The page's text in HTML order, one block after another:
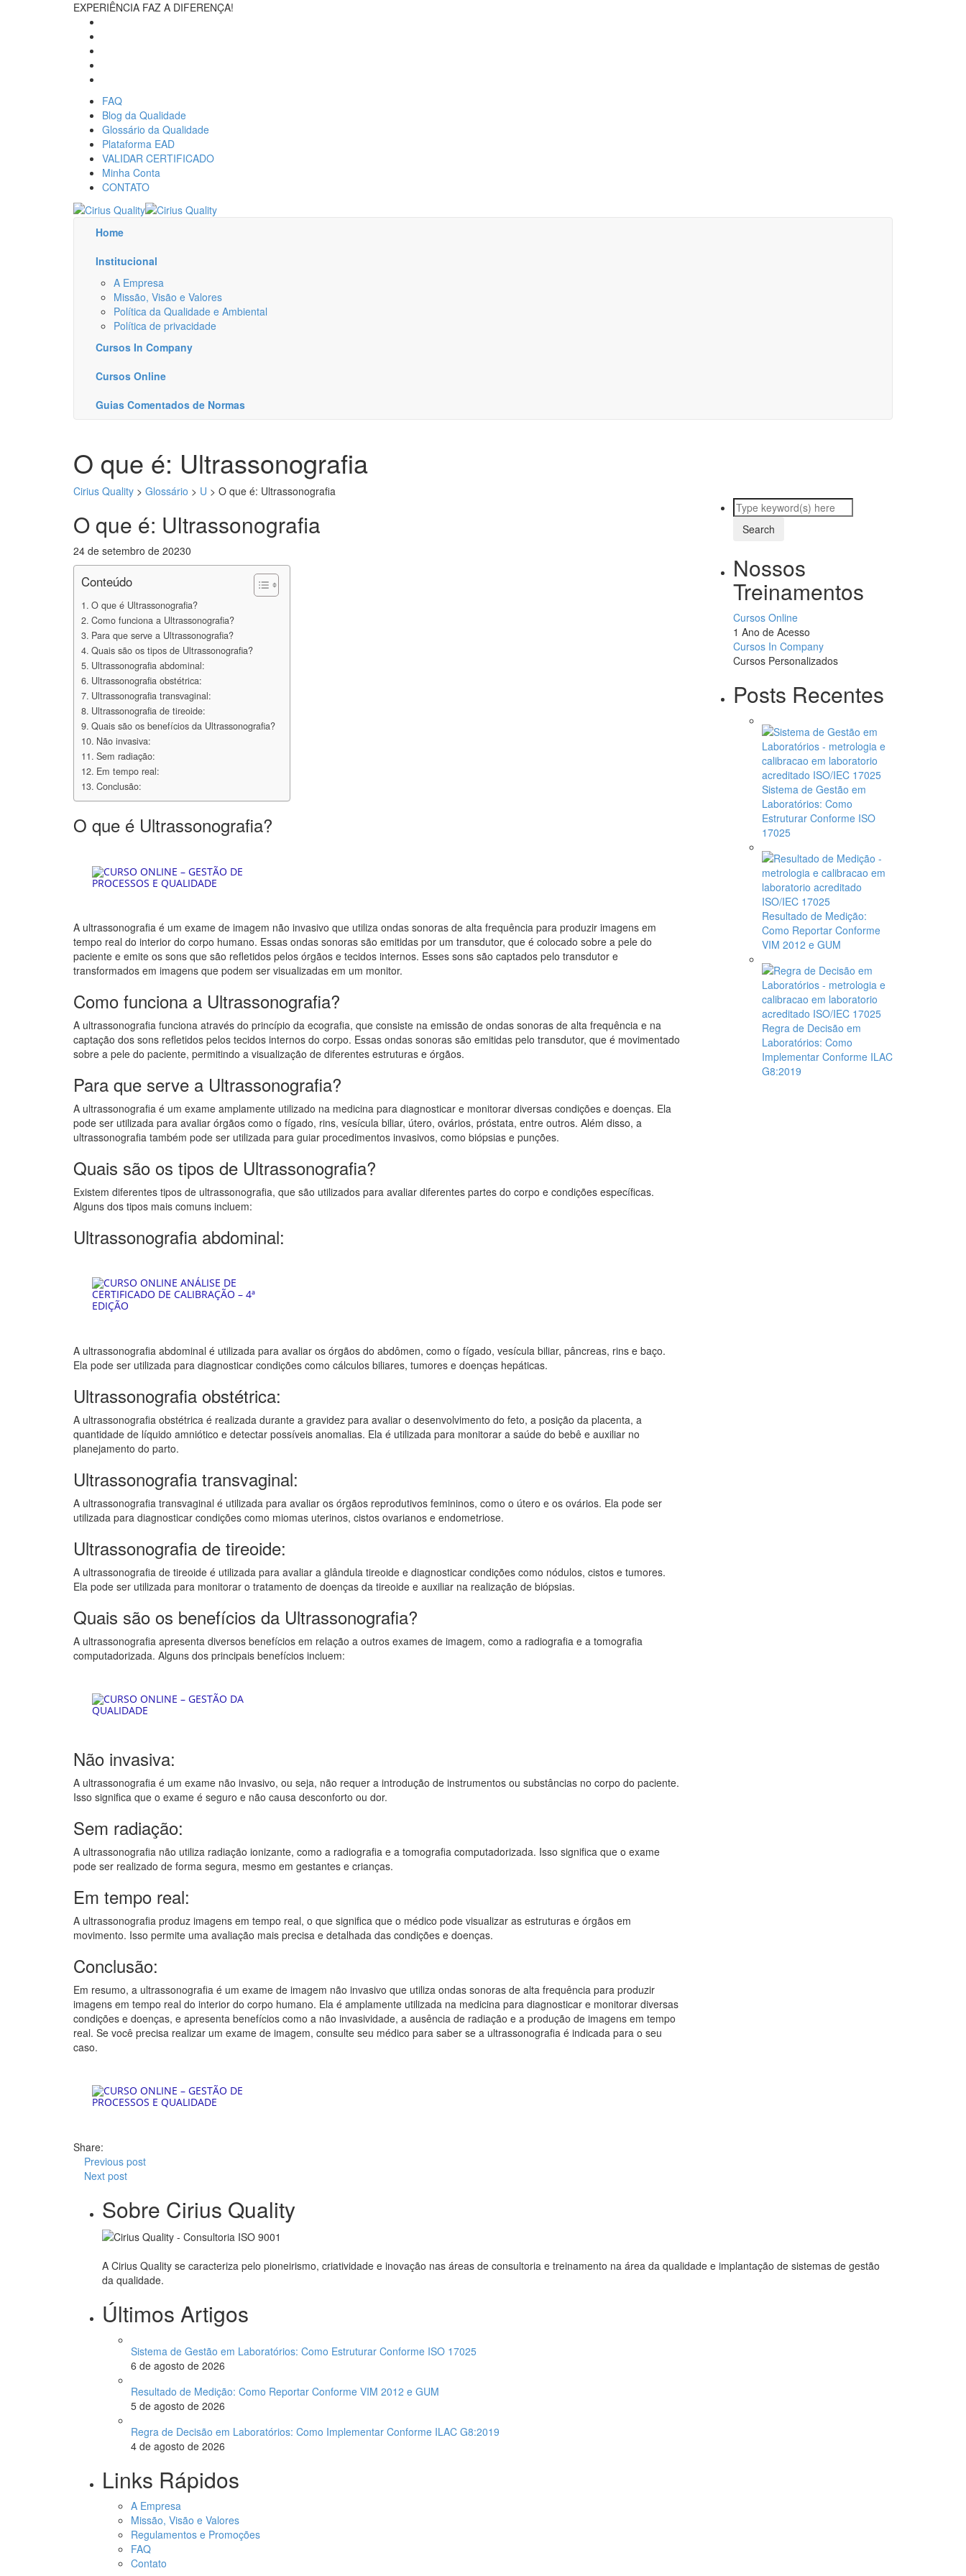
EXPERIÊNCIA FAZ A DIFERENÇA!
FAQ
Blog da Qualidade
Glossário da Qualidade
Plataforma EAD
VALIDAR CERTIFICADO
Minha Conta
CONTATO
Home
Institucional
A Empresa
Missão, Visão e Valores
Política da Qualidade e Ambiental
Política de privacidade
Cursos In Company
Cursos Online
Guias Comentados de Normas
O que é: Ultrassonografia
Cirius Quality > Glossário > U > O que é: Ultrassonografia
O que é: Ultrassonografia
24 de setembro de 20230
Conteúdo
O que é Ultrassonografia?
Como funciona a Ultrassonografia?
Para que serve a Ultrassonografia?
Quais são os tipos de Ultrassonografia?
Ultrassonografia abdominal:
Ultrassonografia obstétrica:
Ultrassonografia transvaginal:
Ultrassonografia de tireoide:
Quais são os benefícios da Ultrassonografia?
Não invasiva:
Sem radiação:
Em tempo real:
Conclusão:
O que é Ultrassonografia?
A ultrassonografia é um exame de imagem não invasivo que utiliza ondas sonoras de alta frequência para produzir imagens em
tempo real do interior do corpo humano. Essas ondas sonoras são emitidas por um transdutor, que é colocado sobre a pele do
paciente e emite os sons que são refletidos pelos órgãos e tecidos internos. Esses sons são captados pelo transdutor e
transformados em imagens que podem ser visualizadas em um monitor.
Como funciona a Ultrassonografia?
A ultrassonografia funciona através do princípio da ecografia, que consiste na emissão de ondas sonoras de alta frequência e na
captação dos sons refletidos pelos tecidos internos do corpo. Essas ondas sonoras são emitidas pelo transdutor, que é movimentado
sobre a pele do paciente, permitindo a visualização de diferentes estruturas e órgãos.
Para que serve a Ultrassonografia?
A ultrassonografia é um exame amplamente utilizado na medicina para diagnosticar e monitorar diversas condições e doenças. Ela
pode ser utilizada para avaliar órgãos como o fígado, rins, vesícula biliar, útero, ovários, próstata, entre outros. Além disso, a
ultrassonografia também pode ser utilizada para guiar procedimentos invasivos, como biópsias e punções.
Quais são os tipos de Ultrassonografia?
Existem diferentes tipos de ultrassonografia, que são utilizados para avaliar diferentes partes do corpo e condições específicas.
Alguns dos tipos mais comuns incluem:
Ultrassonografia abdominal:
A ultrassonografia abdominal é utilizada para avaliar os órgãos do abdômen, como o fígado, vesícula biliar, pâncreas, rins e baço.
Ela pode ser utilizada para diagnosticar condições como cálculos biliares, tumores e doenças hepáticas.
Ultrassonografia obstétrica:
A ultrassonografia obstétrica é realizada durante a gravidez para avaliar o desenvolvimento do feto, a posição da placenta, a
quantidade de líquido amniótico e detectar possíveis anomalias. Ela é utilizada para monitorar a saúde do bebê e auxiliar no
planejamento do parto.
Ultrassonografia transvaginal:
A ultrassonografia transvaginal é utilizada para avaliar os órgãos reprodutivos femininos, como o útero e os ovários. Ela pode ser
utilizada para diagnosticar condições como miomas uterinos, cistos ovarianos e endometriose.
Ultrassonografia de tireoide:
A ultrassonografia de tireoide é utilizada para avaliar a glândula tireoide e diagnosticar condições como nódulos, cistos e tumores.
Ela pode ser utilizada para monitorar o tratamento de doenças da tireoide e auxiliar na realização de biópsias.
Quais são os benefícios da Ultrassonografia?
A ultrassonografia apresenta diversos benefícios em relação a outros exames de imagem, como a radiografia e a tomografia
computadorizada. Alguns dos principais benefícios incluem:
Não invasiva:
A ultrassonografia é um exame não invasivo, ou seja, não requer a introdução de instrumentos ou substâncias no corpo do paciente.
Isso significa que o exame é seguro e não causa desconforto ou dor.
Sem radiação:
A ultrassonografia não utiliza radiação ionizante, como a radiografia e a tomografia computadorizada. Isso significa que o exame
pode ser realizado de forma segura, mesmo em gestantes e crianças.
Em tempo real:
A ultrassonografia produz imagens em tempo real, o que significa que o médico pode visualizar as estruturas e órgãos em
movimento. Isso permite uma avaliação mais precisa e detalhada das condições e doenças.
Conclusão:
Em resumo, a ultrassonografia é um exame de imagem não invasivo que utiliza ondas sonoras de alta frequência para produzir
imagens em tempo real do interior do corpo humano. Ela é amplamente utilizada na medicina para diagnosticar e monitorar diversas
condições e doenças, e apresenta benefícios como a não invasividade, a ausência de radiação e a produção de imagens em tempo
real. Se você precisa realizar um exame de imagem, consulte seu médico para saber se a ultrassonografia é indicada para o seu
caso.
Share:
Previous post
Next post
Nossos
Treinamentos
Cursos Online
1 Ano de Acesso
Cursos In Company
Cursos Personalizados
Posts Recentes
Sistema de Gestão em
Laboratórios: Como
Estruturar Conforme ISO
17025
Resultado de Medição:
Como Reportar Conforme
VIM 2012 e GUM
Regra de Decisão em
Laboratórios: Como
Implementar Conforme ILAC
G8:2019
Sobre Cirius Quality
A Cirius Quality se caracteriza pelo pioneirismo, criatividade e inovação nas áreas de consultoria e treinamento na área da qualidade e implantação de sistemas de gestão
da qualidade.
Últimos Artigos
Sistema de Gestão em Laboratórios: Como Estruturar Conforme ISO 17025
6 de agosto de 2026
Resultado de Medição: Como Reportar Conforme VIM 2012 e GUM
5 de agosto de 2026
Regra de Decisão em Laboratórios: Como Implementar Conforme ILAC G8:2019
4 de agosto de 2026
Links Rápidos
A Empresa
Missão, Visão e Valores
Regulamentos e Promoções
FAQ
Contato